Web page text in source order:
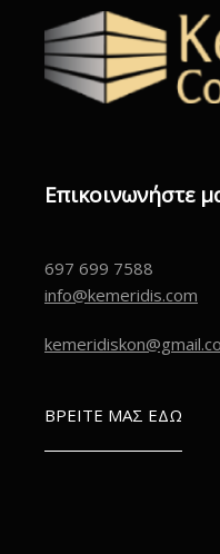
Επικοινωνήστε
697 699 7588
info@kemeridis.com
ΒΡΕΙΤΕ ΜΑΣ ΕΔΩ